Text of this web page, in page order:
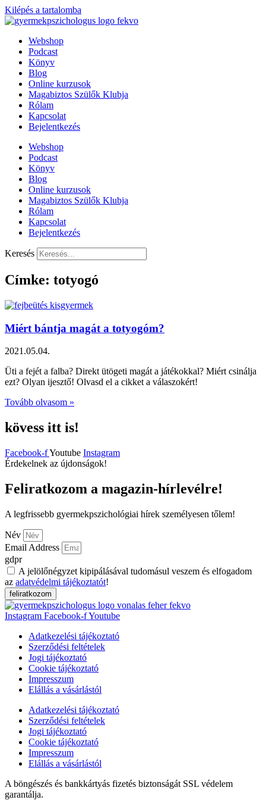
Kilépés a tartalomba
Webshop
Podcast
Könyv
Blog
Online kurzusok
Magabiztos Szülők Klubja
Rólam
Kapcsolat
Bejelentkezés
Webshop
Podcast
Könyv
Blog
Online kurzusok
Magabiztos Szülők Klubja
Rólam
Kapcsolat
Bejelentkezés
Keresés
Címke: totyogó
Miért bántja magát a totyogóm?
2021.05.04.
Üti a fejét a falba? Direkt ütögeti magát a játékokkal? Miért csinálja
ezt? Olyan ijesztő! Olvasd el a cikket a válaszokért!
Tovább olvasom »
kövess itt is!
Facebook-fYoutube Instagram
Érdekelnek az újdonságok!
Feliratkozom a magazin-hírlevélre!
A legfrissebb gyermekpszichológiai hírek személyesen tőlem!
Név
Email Address
gdpr
A jelölőnégyzet kipipálásával tudomásul veszem és elfogadom
az adatvédelmi tájékoztatót!
feliratkozom
Instagram Facebook-fYoutube
Adatkezelési tájékoztató
Szerződési feltételek
Jogi tájékoztató
Cookie tájékoztató
Impresszum
Elállás a vásárlástól
Adatkezelési tájékoztató
Szerződési feltételek
Jogi tájékoztató
Cookie tájékoztató
Impresszum
Elállás a vásárlástól
A böngészés és bankkártyás fizetés biztonságát SSL védelem
garantálja.